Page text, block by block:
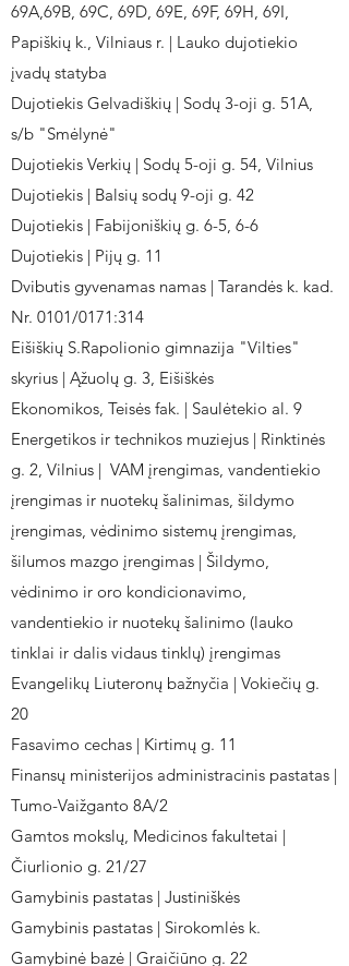
69A,69B, 69C, 69D, 69E, 69F, 69H, 69I,
Papiškių k., Vilniaus r. | Lauko dujotiekio
įvadų statyba
Dujotiekis Gelvadiškių | Sodų 3-oji g. 51A,
s/b "Smėlynė"
Dujotiekis Verkių | Sodų 5-oji g. 54, Vilnius
Dujotiekis | Balsių sodų 9-oji g. 42
Dujotiekis | Fabijoniškių g. 6-5, 6-6
Dujotiekis | Pijų g. 11
Dvibutis gyvenamas namas | Tarandės k. kad.
Nr. 0101/0171:314
Eišiškių S.Rapolionio gimnazija "Vilties"
skyrius | Ąžuolų g. 3, Eišiškės
Ekonomikos, Teisės fak. | Saulėtekio al. 9
Energetikos ir technikos muziejus | Rinktinės
g. 2, Vilnius | VAM įrengimas, vandentiekio
įrengimas ir nuotekų šalinimas, šildymo
įrengimas, vėdinimo sistemų įrengimas,
šilumos mazgo įrengimas | Šildymo,
vėdinimo ir oro kondicionavimo,
vandentiekio ir nuotekų šalinimo (lauko
tinklai ir dalis vidaus tinklų) įrengimas
Evangelikų Liuteronų bažnyčia | Vokiečių g.
20
Fasavimo cechas | Kirtimų g. 11
Finansų ministerijos administracinis pastatas |
Tumo-Vaižganto 8A/2
Gamtos mokslų, Medicinos fakultetai |
Čiurlionio g. 21/27
Gamybinis pastatas | Justiniškės
Gamybinis pastatas | Sirokomlės k.
Gamybinė bazė | Graičiūno g. 22